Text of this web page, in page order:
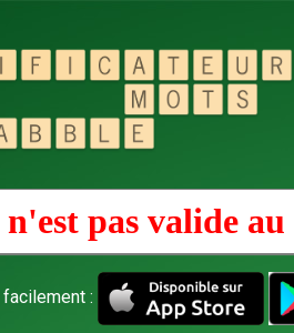
pas valide au
: